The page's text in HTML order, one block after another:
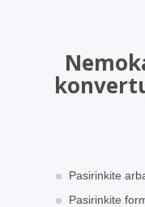
Pasirinkite
Pasirinkite